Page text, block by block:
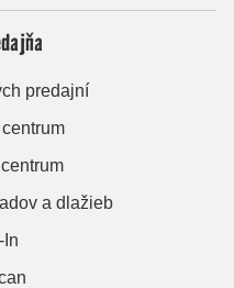
predajní
a dlažieb
In